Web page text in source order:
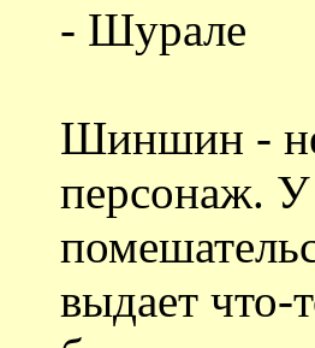
- Шурале
Шиншин - не
персонаж. У
выдает что-